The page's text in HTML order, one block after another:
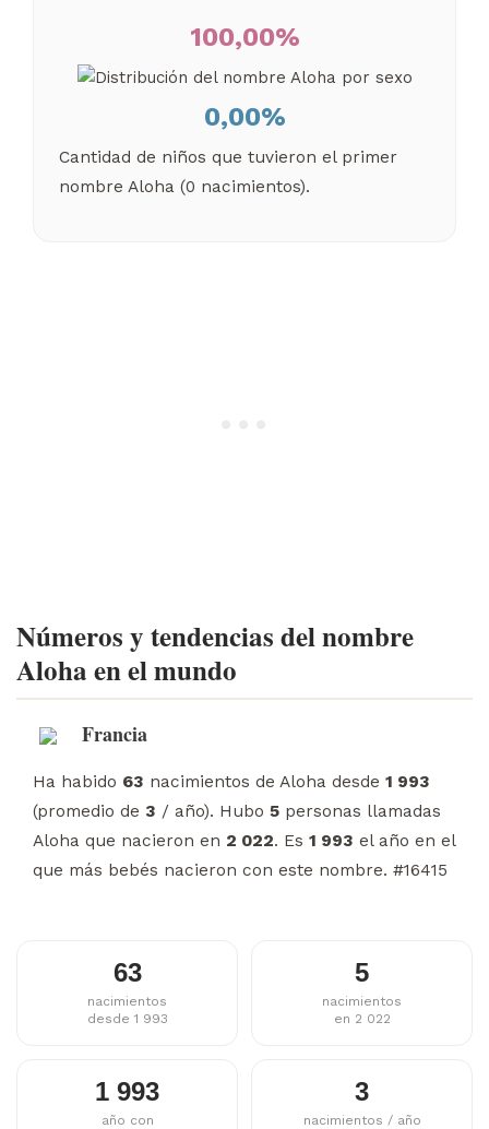
100,00%
0,00%
Cantidad de niños que tuvieron el primer
nombre Aloha (0 nacimientos).
Números y tendencias del nombre
Aloha en el mundo
Francia
Ha habido 63 nacimientos de Aloha desde 1 993
(promedio de 3 / año). Hubo 5 personas llamadas
Aloha que nacieron en 2 022. Es 1 993 el año en el
que más bebés nacieron con este nombre. #16415
63
nacimientos
desde 1 993
5
nacimientos
en 2 022
1 993
año con
3
nacimientos / año